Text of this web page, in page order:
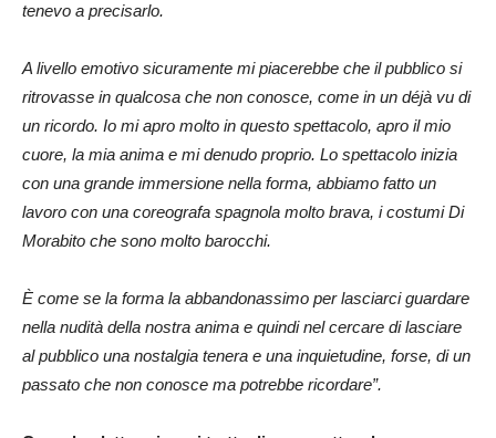
tenevo a precisarlo.
A livello emotivo sicuramente mi piacerebbe che il pubblico si
ritrovasse in qualcosa che non conosce, come in un déjà vu di
un ricordo. Io mi apro molto in questo spettacolo, apro il mio
cuore, la mia anima e mi denudo proprio. Lo spettacolo inizia
con una grande immersione nella forma, abbiamo fatto un
lavoro con una coreografa spagnola molto brava, i costumi Di
Morabito che sono molto barocchi.
È come se la forma la abbandonassimo per lasciarci guardare
nella nudità della nostra anima e quindi nel cercare di lasciare
al pubblico una nostalgia tenera e una inquietudine, forse, di un
passato che non conosce ma potrebbe ricordare”.